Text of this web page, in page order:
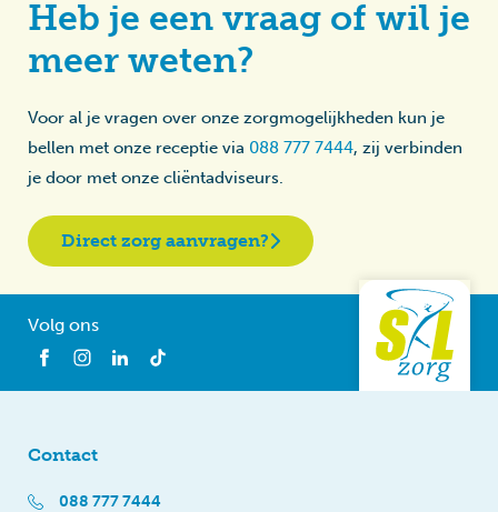
Heb je een vraag of wil je
meer weten?
Voor al je vragen over onze zorgmogelijkheden kun je
bellen met onze receptie via 088 777 7444, zij verbinden
je door met onze cliëntadviseurs.
Direct zorg aanvragen?
Volg ons
Contact
088 777 7444